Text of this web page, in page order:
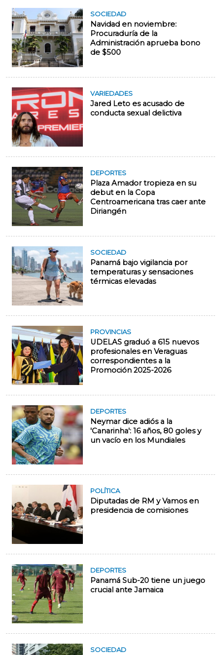
SOCIEDAD
Navidad en noviembre:
Procuraduría de la
Administración aprueba bono
de $500
VARIEDADES
Jared Leto es acusado de
conducta sexual delictiva
DEPORTES
Plaza Amador tropieza en su
debut en la Copa
Centroamericana tras caer ante
Diriangén
SOCIEDAD
Panamá bajo vigilancia por
temperaturas y sensaciones
térmicas elevadas
PROVINCIAS
UDELAS graduó a 615 nuevos
profesionales en Veraguas
correspondientes a la
Promoción 2025-2026
DEPORTES
Neymar dice adiós a la
'Canarinha': 16 años, 80 goles y
un vacío en los Mundiales
POLÍTICA
Diputadas de RM y Vamos en
presidencia de comisiones
DEPORTES
Panamá Sub-20 tiene un juego
crucial ante Jamaica
SOCIEDAD